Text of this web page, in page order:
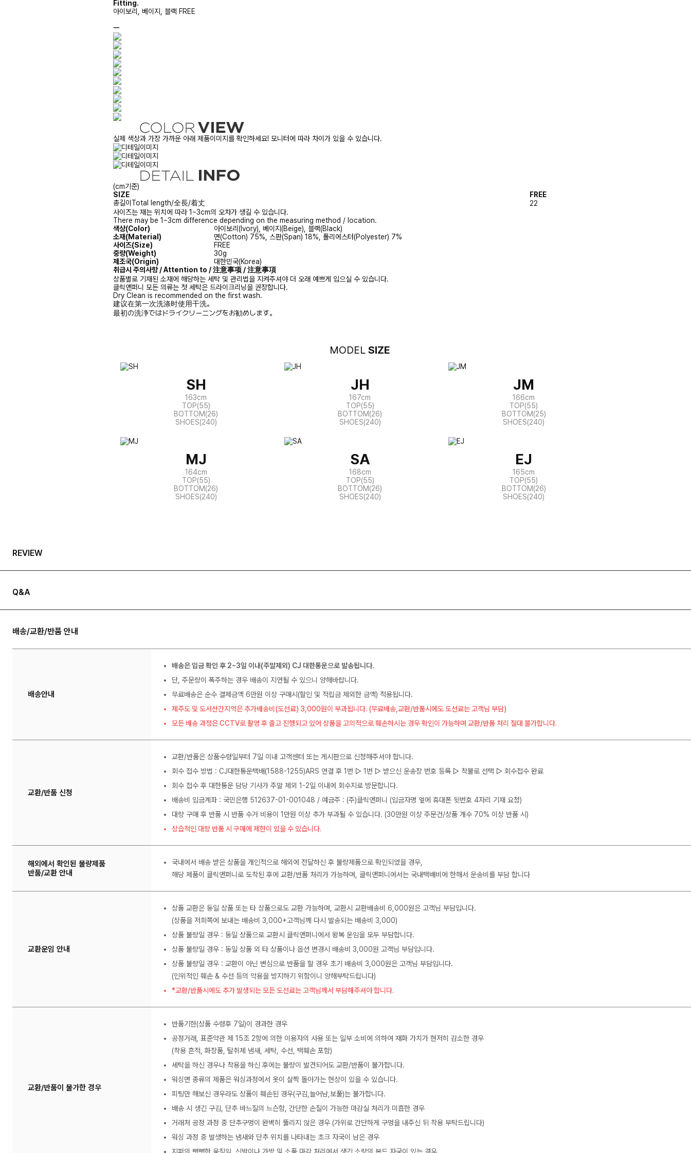
Fitting.
아이보리, 베이지, 블랙 FREE
ㅡ
실제 색상과 가장 가까운 아래 제품이미지를 확인하세요! 모니터에 따라 차이가 있을 수 있습니다.
(cm기준)
SIZE
FREE
총길이 Total length/全長/着丈
22
사이즈는 재는 위치에 따라 1~3cm의 오차가 생길 수 있습니다.
There may be 1~3cm difference depending on the measuring method / location.
색상(Color)
아이보리(Ivory), 베이지(Beige), 블랙(Black)
소재(Material)
면(Cotton) 75%, 스판(Span) 18%, 폴리에스터(Polyester) 7%
사이즈(Size)
FREE
중량(Weight)
30g
제조국(Origin)
대한민국(Korea)
취급시 주의사항 / Attention to / 注意事项 / 注意事項
상품별로 기재된 소재에 해당하는 세탁 및 관리법을 지켜주셔야 더 오래 예쁘게 입으실 수 있습니다.
클릭앤퍼니 모든 의류는 첫 세탁은 드라이크리닝을 권장합니다.
Dry Clean is recommended on the first wash.
建议在第一次洗涤时使用干洗。
最初の洗浄ではドライクリーニングをお勧めします。
MODEL SIZE
SH
163cm
TOP(55)
BOTTOM(26)
SHOES(240)
JH
167cm
TOP(55)
BOTTOM(26)
SHOES(240)
JM
166cm
TOP(55)
BOTTOM(25)
SHOES(240)
MJ
164cm
TOP(55)
BOTTOM(26)
SHOES(240)
SA
168cm
TOP(55)
BOTTOM(26)
SHOES(240)
EJ
165cm
TOP(55)
BOTTOM(26)
SHOES(240)
REVIEW
Q&A
배송/교환/반품 안내
배송안내
배송은 입금 확인 후 2~3일 이내(주말제외) CJ 대한통운으로 발송됩니다.
단, 주문량이 폭주하는 경우 배송이 지연될 수 있으니 양해바랍니다.
무료배송은 순수 결제금액 6만원 이상 구매시(할인 및 적립금 제외한 금액) 적용됩니다.
제주도 및 도서산간지역은 추가배송비(도선료) 3,000원이 부과됩니다. (무료배송,교환/반품시에도 도선료는 고객님 부담)
모든 배송 과정은 CCTV로 촬영 후 출고 진행되고 있어 상품을 고의적으로 훼손하시는 경우 확인이 가능하며 교환/반품 처리 절대 불가합니다.
교환/반품 신청
교환/반품은 상품수령일부터 7일 이내 고객센터 또는 게시판으로 신청해주셔야 합니다.
회수 접수 방법 : CJ대한통운택배(1588-1255)ARS 연결 후 1번 ▷ 1번 ▷ 받으신 운송장 번호 등록 ▷ 착불로 선택 ▷ 회수접수 완료
회수 접수 후 대한통운 담당 기사가 주말 제외 1-2일 이내에 회수지로 방문합니다.
배송비 입금계좌 : 국민은행 512637-01-001048 / 예금주 : (주)클릭앤퍼니 (입금자명 옆에 휴대폰 뒷번호 4자리 기재 요청)
대량 구매 후 반품 시 반품 수거 비용이 1만원 이상 추가 부과될 수 있습니다. (30만원 이상 주문건/상품 개수 70% 이상 반품 시)
상습적인 대량 반품 시 구매에 제한이 있을 수 있습니다.
해외에서 확인된 불량제품
반품/교환 안내
국내에서 배송 받은 상품을 개인적으로 해외에 전달하신 후 불량제품으로 확인되었을 경우,
해당 제품이 클릭앤퍼니로 도착된 후에 교환/반품 처리가 가능하며, 클릭앤퍼니에서는 국내택배비에 한해서 운송비를 부담 합니다
교환운임 안내
상품 교환은 동일 상품 또는 타 상품으로도 교환 가능하며, 교환시 교환배송비 6,000원은 고객님 부담입니다.
(상품을 저희쪽에 보내는 배송비 3,000+고객님께 다시 발송되는 배송비 3,000)
상품 불량일 경우 : 동일 상품으로 교환시 클릭앤퍼니에서 왕복 운임을 모두 부담합니다.
상품 불량일 경우 : 동일 상품 외 타 상품이나 옵션 변경시 배송비 3,000원 고객님 부담입니다.
상품 불량일 경우 : 교환이 아닌 변심으로 반품을 할 경우 초기 배송비 3,000원은 고객님 부담입니다.
(인위적인 훼손 & 수선 등의 악용을 방지하기 위함이니 양해부탁드립니다)
*교환/반품시에도 추가 발생되는 모든 도선료는 고객님께서 부담해주셔야 합니다.
교환/반품이 불가한 경우
반품기한(상품 수령후 7일)이 경과한 경우
공정거래, 표준약관 제 15조 2항에 의한 이용자의 사용 또는 일부 소비에 의하여 재화 가치가 현저히 감소한 경우
(착용 흔적, 화장품, 탈취제 냄새, 세탁, 수선, 택훼손 포함)
세탁을 하신 경우나 착용을 하신 후에는 불량이 발견되어도 교환/반품이 불가합니다.
워싱면 종류의 제품은 워싱과정에서 옷이 살짝 돌아가는 현상이 있을 수 있습니다.
피팅만 해보신 경우라도 상품이 훼손된 경우(구김,늘어남,보풀)는 불가합니다.
배송 시 생긴 구김, 단추 바느질의 느슨함, 간단한 손질이 가능한 마감실 처리가 미흡한 경우
거래처 공정 과정 중 단추구멍이 완벽히 뚫리지 않은 경우 (가위로 간단하게 구멍을 내주신 뒤 착용 부탁드립니다)
워싱 과정 중 발생하는 냄새와 단추 위치를 나타내는 초크 자국이 남은 경우